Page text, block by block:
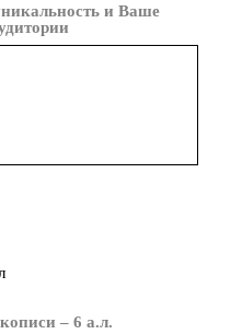
и Ваше
– 6 а.л.